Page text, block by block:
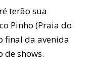
terão sua
Pinho (Praia do
final da avenida
de shows.